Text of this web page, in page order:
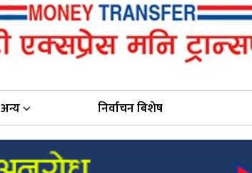
अन्य निर्वाचन बिशेष